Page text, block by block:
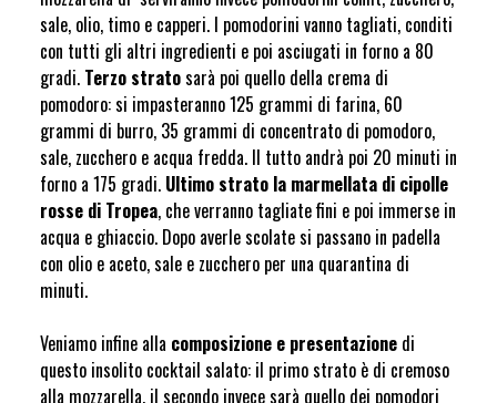
sale, olio, timo e capperi. I pomodorini vanno tagliati, conditi
con tutti gli altri ingredienti e poi asciugati in forno a 80
gradi. Terzo stratosarà poi quello della crema di
pomodoro: si impasteranno 125 grammi di farina, 60
grammi di burro, 35 grammi di concentrato di pomodoro,
sale, zucchero e acqua fredda. Il tutto andrà poi 20 minuti in
forno a 175 gradi. Ultimo strato la marmellata di cipolle
rosse di Tropea, che verranno tagliate fini e poi immerse in
acqua e ghiaccio. Dopo averle scolate si passano in padella
con olio e aceto, sale e zucchero per una quarantina di
minuti.
Veniamo infine alla composizione e presentazione di
questo insolito cocktail salato: il primo strato è di cremoso
alla mozzarella, il secondo invece sarà quello dei pomodori